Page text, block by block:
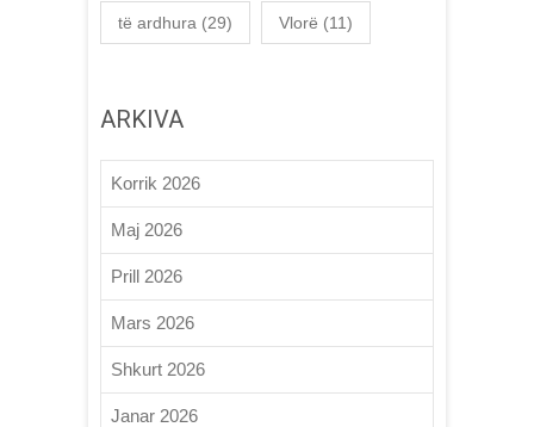
të ardhura (29) Vlorë (11)
ARKIVA
Korrik 2026
Maj 2026
Prill 2026
Mars 2026
Shkurt 2026
Janar 2026